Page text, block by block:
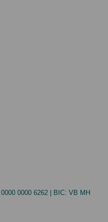
0000 6262 | BIC: VB MH